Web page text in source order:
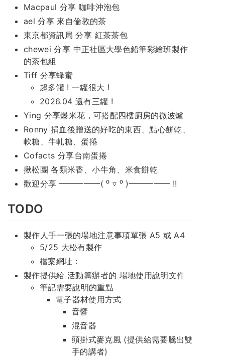
Macpaul 分享 咖啡沖泡包
ael 分享 來自倫敦的茶
東京都資訊局 分享 紅茶茶包
chewei 分享 中正社區大學色鉛筆彩繪班製作
的茶包組
Tiff 分享蜂蜜
超多罐 ! 一罐很大 !
2026.04 還有三罐 !
Ying 分享爆米花，可搭配四樓廚房的微波爐
Ronny 捐血後贈送的好吃的東西、點心餅乾、
軟糖、牛軋糖、蛋捲
Cofacts 分享台南蛋捲
揪松團 各類米香、小牛角、米食餅乾
歡迎分享 ━━━━━( ⁰ ▿ ⁰ )━━━━━ !!
TODO
製作人手一張的場地注意事項單張 A5 或 A4
5/25 大松有製作
檔案網址：
製作提供給 活動籌辦者的 場地使用說明文件
筆記需要說明的重點
電子器材使用方式
音響
混音器
頭掛式麥克風 (提供給需要騰出雙
手的講者)